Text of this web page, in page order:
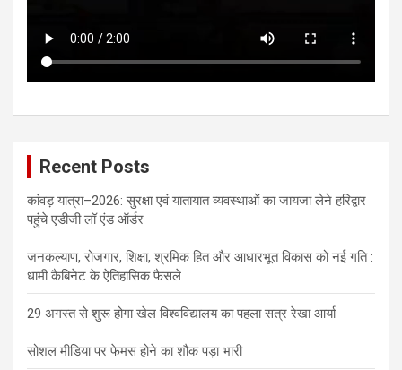
Recent Posts
कांवड़ यात्रा–2026: सुरक्षा एवं यातायात व्यवस्थाओं का जायजा लेने हरिद्वार
पहुंचे एडीजी लॉ एंड ऑर्डर
जनकल्याण, रोजगार, शिक्षा, श्रमिक हित और आधारभूत विकास को नई गति :
धामी कैबिनेट के ऐतिहासिक फैसले
29 अगस्त से शुरू होगा खेल विश्वविद्यालय का पहला सत्र रेखा आर्या
सोशल मीडिया पर फेमस होने का शौक पड़ा भारी